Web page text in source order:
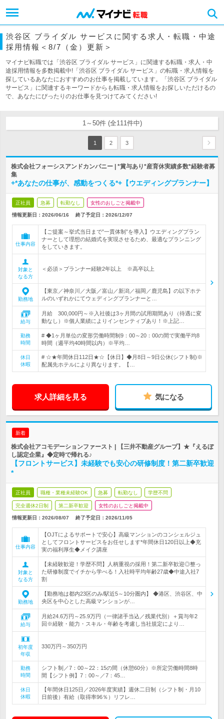
渋谷区 ブライダル サービスに関する求人・転職・中途
採用情報＜8/7（金）更新＞
マイナビ転職では「渋谷区 ブライダル サービス」に関連する転職・求人・中
途採用情報を多数掲載中!「渋谷区 ブライダル サービス」の転職・求人情報を
探しているあなたにおすすめのお仕事を掲載しています。「渋谷区 ブライダル
サービス」に関連するキーワードからも転職・求人情報をお探しいただけるの
で、あなたにぴったりのお仕事を見つけてみてください!
1～50件 (全111件中)
1 2 3
株式会社フォーシスアンドカンパニー | *賞与あり*産育休実績多数*経験者募
集
+*あなたの仕事が、感動をつくる*+【ウエディングプランナー】
正社員 急募 転勤なし 女性のおしごと掲載中
情報更新日：2026/06/16 終了予定日： 2026/12/07
仕事内容
【ご提案～挙式当日まで”一貫体制”を導入】ウエディングプラン
ナーとして理想の結婚式を実現させるため、最適なプランニング
をしていきます。
対象と
なる方
＜必須＞プランナー経験2年以上 ※高卒以上
勤務地
【東京／神奈川／大阪／富山／新潟／福岡／鹿児島】の以下ホテ
ルのいずれかにてウェディングプランナーと…
給与
月給 300,000円～※入社後は3ヶ月間の試用期間あり（待遇に変
動なし）※個人業績によりインセンティブあり！※上記…
勤務
時間
# ◆1ヶ月単位の変形労働時間制9：00～20：00の間で実働平均8
時間（週平均40時間以内）※平均…
休日
休暇
# ☆★年間休日112日★☆【休日】◆月8日～9日公休(シフト制)※
配属先ホテルにより異なります。【…
求人詳細を見る 気になる
新着
株式会社アコモデーションファースト | 【三井不動産グループ】★『えるぼ
し認定企業』◆定時で帰れる♪
【フロントサービス】未経験でも安心の研修制度！第二新卒歓迎
*
正社員 職種・業種未経験OK 急募 転勤なし 学歴不問
完全週休2日制 第二新卒歓迎 女性のおしごと掲載中
情報更新日：2026/08/07 終了予定日： 2026/11/05
仕事内容
【OJTによるサポートで安心】高級マンションのコンシェルジュ
としてフロントサービスをお任せします*年間休日120日以上◆充
実の福利厚生◆メイク講座
対象と
なる方
【未経験歓迎！学歴不問】人柄重視の採用！第二新卒歓迎◎整っ
た研修制度でイチから学べる！入社時平均年齢27歳◆中途入社7
割
勤務地
【勤務地は都内23区のみ/駅近5～10分圏内】 ◆港区、渋谷区、中
央区を中心とした高級マンションが…
給与
月給24.6万円～25.9万円（一律諸手当込／残業代別）＋賞与年2
回※経験・能力・スキル・年齢を考慮し当社規定により…
初年度
年収
330万円～350万円
勤務
時間
シフト制／7：00～22：15の間（休憩60分）※所定労働時間8時
間【シフト例】7：00～／7：45…
休日
休暇
【年間休日125日／2026年度実績】週休二日制（シフト制・月10
日前後）有給（取得率96％）リフレ…